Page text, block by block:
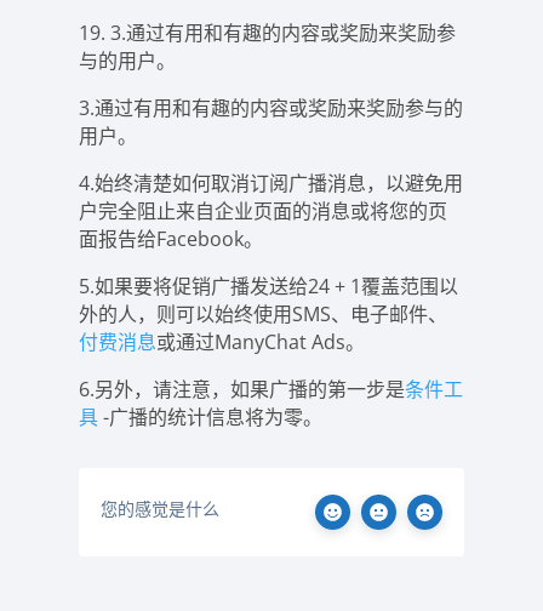
19. 3.通过有用和有趣的内容或奖励来奖励参
与的用户。
3.通过有用和有趣的内容或奖励来奖励参与的
用户。
4.始终清楚如何取消订阅广播消息，以避免用
户完全阻止来自企业页面的消息或将您的页
面报告给Facebook。
5.如果要将促销广播发送给24 + 1覆盖范围以
外的人，则可以始终使用SMS、电子邮件、
付费消息或通过ManyChat Ads。
6.另外，请注意，如果广播的第一步是条件工
具-广播的统计信息将为零。
您的感觉是什么